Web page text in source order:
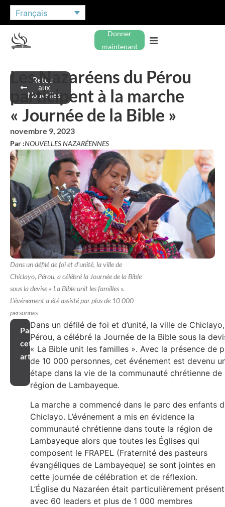
Français
Donner
maintenant
Retour
aux
Nouvelles
Les Nazaréens du Pérou
participent à la marche
« Journée de la Bible »
novembre 9, 2023
Par :NOUVELLES NAZARÉENNES
Dans un défilé de foi et d'unité, la ville de
Chiclayo, Pérou, a célébré la Journée de la Bible
sous la devise « La Bible unit les familles ».
L'événement a été assisté par plus de 10 000
personnes
Partager
cet
article
Dans un défilé de foi et d’unité, la ville de Chiclayo,
Pérou, a célébré la Journée de la Bible sous la
« La Bible unit les familles ». Avec la présence de
de 10 000 personnes, cet événement est devenu
étape dans la vie de la communauté chrétienne de
région de Lambayeque.
La marche a commencé dans le parc des enfants
Chiclayo. L’événement a mis en évidence la
communauté chrétienne dans toute la région de
Lambayeque alors que toutes les Églises qui
composent le FRAPEL (Fraternité des pasteurs
évangéliques de Lambayeque) se sont jointes en
cette journée de célébration et de réflexion.
L’Église du Nazaréen était particulièrement
avec 60 leaders et plus de 1 000 membres